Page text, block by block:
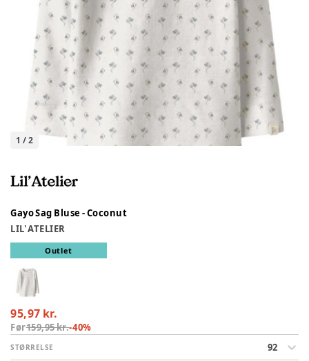
1 /2
Gayo Sag Bluse - Coconut
LIL' ATELIER
Outlet
95,97 kr.
Før159,95 kr.-40%
STØRRELSE 92